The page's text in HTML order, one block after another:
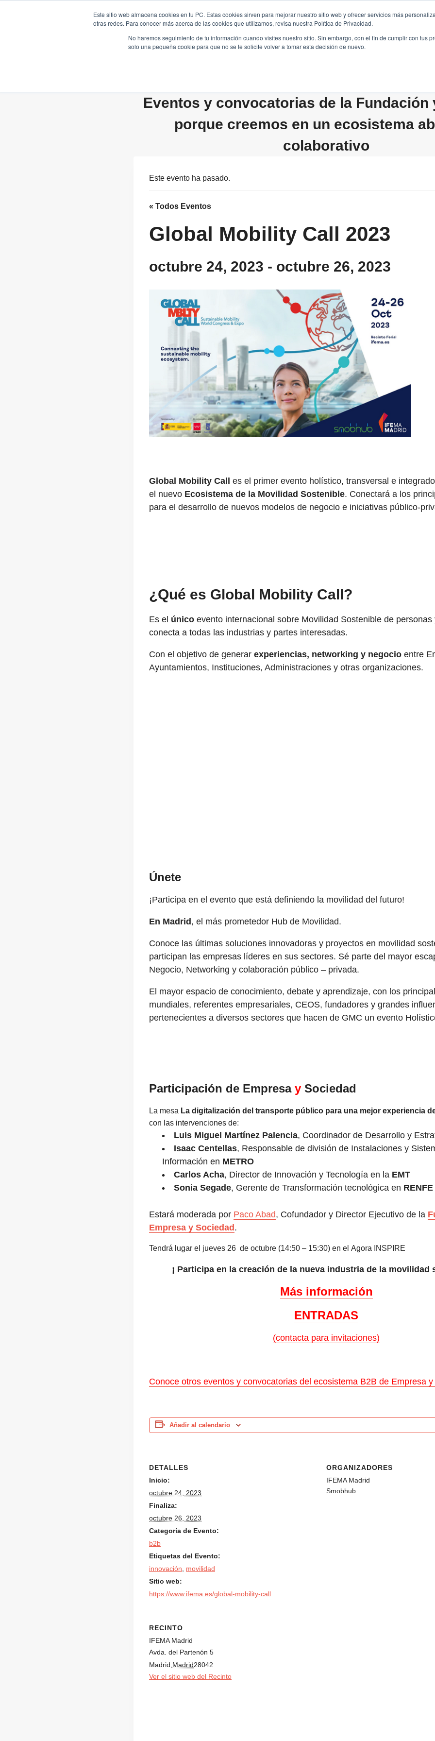
Este sitio web almacena cookies en tu PC. Estas cookies sirven para mejorar nuestro sitio web y ofrecer servicios más
otras redes. Para conocer más acerca de las cookies que utilizamos, revisa nuestra Política de Privacidad.
No haremos seguimiento de tu información cuando visites nuestro sitio. Sin embargo, con el fin de cumplir con tus
solo una pequeña cookie para que no se te solicite volver a tomar esta decisión de nuevo.
HOME B2B FILANTROPÍA LONGEVIDAD
Eventos y convocatorias de la Fundación
porque creemos en un ecosistema
colaborativo
Este evento ha pasado.
« Todos Eventos
Global Mobility Call 2023
octubre 24, 2023 - octubre 26, 2023
Global Mobility Call
es el primer evento holístico, transversal e
el nuevo Ecosistema de la Movilidad Sostenible. Conectará a los
para el desarrollo de nuevos modelos de negocio e iniciativas público-
¿Qué es Global Mobility Call?
Es el único evento internacional sobre Movilidad Sostenible de personas
conecta a todas las industrias y partes interesadas.
Con el objetivo de generar experiencias, networking y negocio entre
Ayuntamientos, Instituciones, Administraciones y otras organizaciones.
Únete
¡Participa en el evento que está definiendo la movilidad del futuro!
En Madrid, el más prometedor Hub de Movilidad.
Conoce las últimas soluciones innovadoras y proyectos en movilidad
participan las empresas líderes en sus sectores. Sé parte del mayor
Negocio, Networking y colaboración público – privada.
El mayor espacio de conocimiento, debate y aprendizaje, con los
mundiales, referentes empresariales, CEOS, fundadores y grandes
pertenecientes a diversos sectores que hacen de GMC un evento
Participación de Empresa y Sociedad
La mesa La digitalización del transporte público para una mejor experiencia
con las intervenciones de:
Luis Miguel Martínez Palencia, Coordinador de Desarrollo y
Isaac Centellas, Responsable de división de Instalaciones y
Información en METRO
Carlos Acha, Director de Innovación y Tecnología en la EMT
Sonia Segade, Gerente de Transformación tecnológica en RENFE
Estará moderada por Paco Abad, Cofundador y Director Ejecutivo de la
Empresa y Sociedad.
Tendrá lugar el jueves 26 de octubre (14:50 – 15:30) en el Agora INSPIRE
¡ Participa en la creación de la nueva industria de la movilidad
Más información
ENTRADAS
(contacta para invitaciones)
Conoce otros eventos y convocatorias del ecosistema B2B de Empresa
Añadir al calendario
DETALLES
Inicio:
octubre 24, 2023
Finaliza:
octubre 26, 2023
Categoría de Evento:
b2b
Etiquetas del Evento:
innovación
movilidad
Sitio web:
https://www.ifema.es/global-mobility-call
ORGANIZADORES
IFEMA Madrid
Smobhub
RECINTO
IFEMA Madrid
Avda. del Partenón 5
Madrid Madrid28042
Ver el sitio web del Recinto